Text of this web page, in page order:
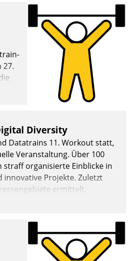
27.
Diversity
Datatrains 11. Workout statt,
Veranstaltung. Über 100
straff organisierte Einblicke in
Projekte. Zuletzt
ermittelt.